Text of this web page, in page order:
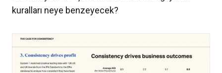
kuralları neye benzeyecek?